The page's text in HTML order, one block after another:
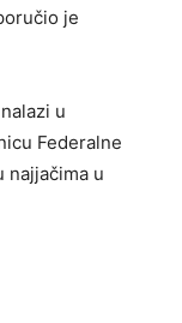
je
u
Federalne
najjačima u